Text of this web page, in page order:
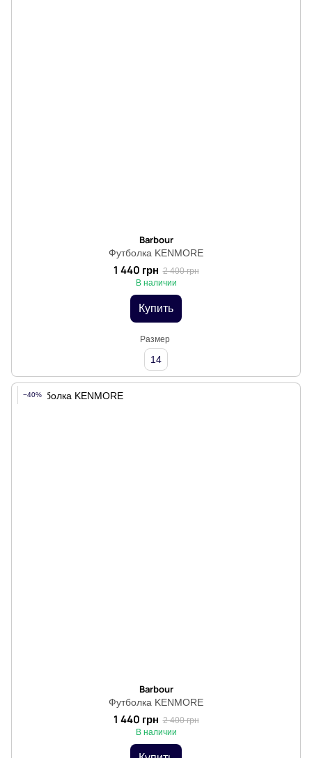
Barbour
Футболка KENMORE
1 440 грн 2 400 грн
В наличии
Купить
Размер
14
−40%
Barbour
Футболка KENMORE
1 440 грн 2 400 грн
В наличии